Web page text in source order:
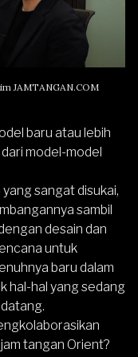
JAMTANGAN.COM
baru atau lebih
model-model
sangat disukai,
sambil
desain dan
untuk
baru dalam
hal-hal yang sedang
tangan Orient?